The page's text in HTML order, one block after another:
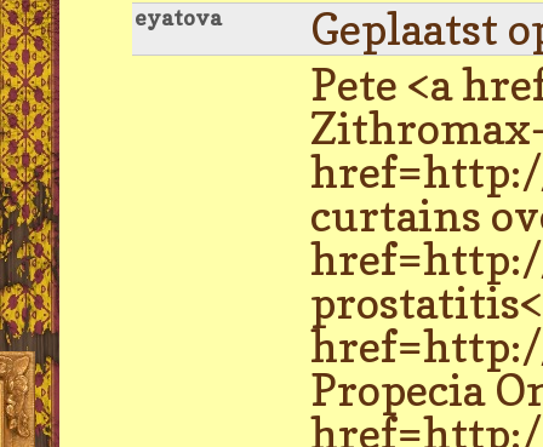
eyatova
Geplaatst
Pete <a
curtains
Propecia